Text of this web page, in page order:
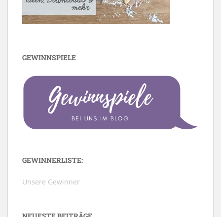
GEWINNSPIELE
GEWINNERLISTE:
Unsere Gewinner